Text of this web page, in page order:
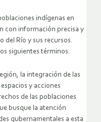
indígenas en
con información precisa y
del Río y sus recursos.
siguientes términos:
la integración de las
y acciones
de las poblaciones
busque la atención
gubernamentales a esta